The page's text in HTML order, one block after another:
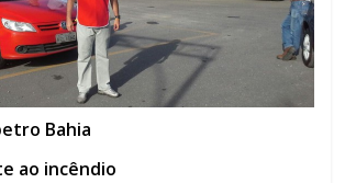
Bahia
ao incêndio